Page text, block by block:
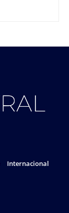
Internacional